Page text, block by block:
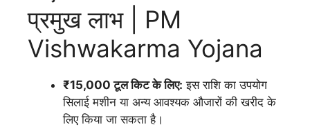
प्रमुख लाभ | PM
Vishwakarma Yojana
₹15,000 टूल किट के लिए: इस राशि का उपयोग
सिलाई मशीन या अन्य आवश्यक औजारों की खरीद के
लिए किया जा सकता है।